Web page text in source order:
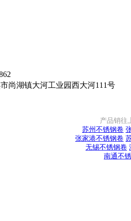
尚湖镇大河工业园西大河111号
产品销往
苏州不锈钢卷
张家港不锈钢卷
无锡不锈钢卷
南通不